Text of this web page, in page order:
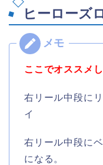
ヒーローズ
ここでオススメ
右リール中段に
イ
右リール中段に
になる。